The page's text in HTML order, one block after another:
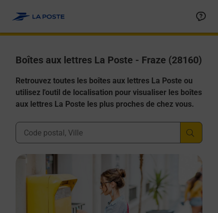
Boîtes aux lettres La Poste - Fraze (28160)
Retrouvez toutes les boîtes aux lettres La Poste ou
utilisez l'outil de localisation pour visualiser les boîtes
aux lettres La Poste les plus proches de chez vous.
Ville, Département, Code Postal